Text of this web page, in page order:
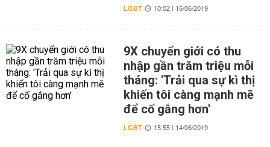
LGBT 10:02 | 15/06/2019
9X chuyển giới có thu
nhập gần trăm triệu mỗi
tháng: 'Trải qua sự kì thị
khiến tôi càng mạnh mẽ
để cố gắng hơn'
LGBT 15:55 | 14/06/2019